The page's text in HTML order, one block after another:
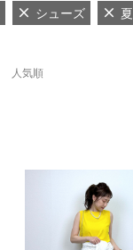
シューズ 夏
人気順